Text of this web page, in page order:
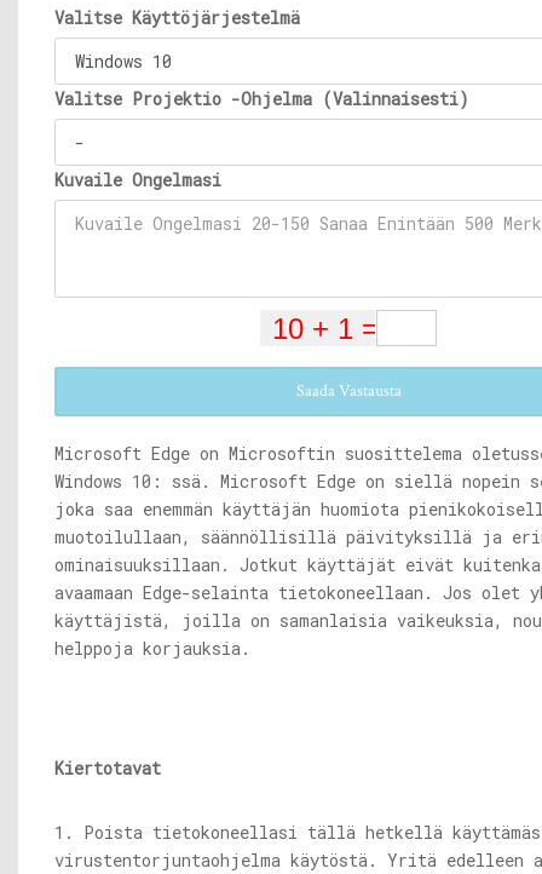
Valitse Käyttöjärjestelmä
Valitse Projektio -Ohjelma (Valinnaisesti)
Kuvaile Ongelmasi
Saada Vastausta
Microsoft Edge on Microsoftin suosittelema
Windows 10: ssä. Microsoft Edge on siellä nopein
joka saa enemmän käyttäjän huomiota
muotoilullaan, säännöllisillä päivityksillä ja
ominaisuuksillaan. Jotkut käyttäjät eivät
avaamaan Edge-selainta tietokoneellaan. Jos olet
käyttäjistä, joilla on samanlaisia ​​vaikeuksia,
helppoja korjauksia.
Kiertotavat
1. Poista tietokoneellasi tällä hetkellä
virustentorjuntaohjelma käytöstä. Yritä edelleen